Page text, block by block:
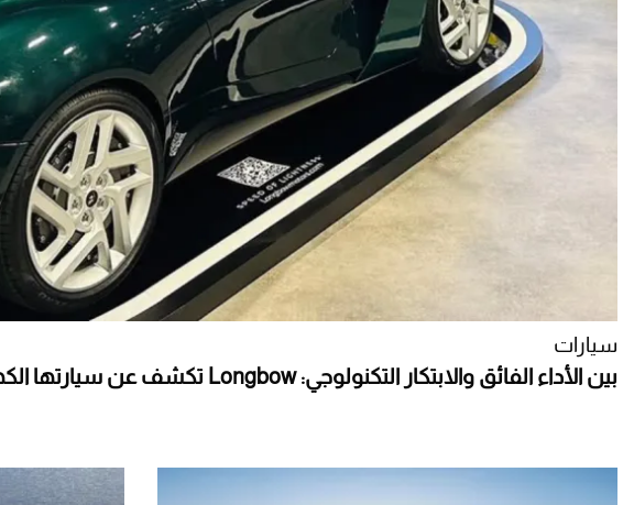
سيارات
بين الأداء الفائق والابتكار التكنولوجي: Longbow تكشف عن سيارتها الكهربائية الرياضية الجديدة